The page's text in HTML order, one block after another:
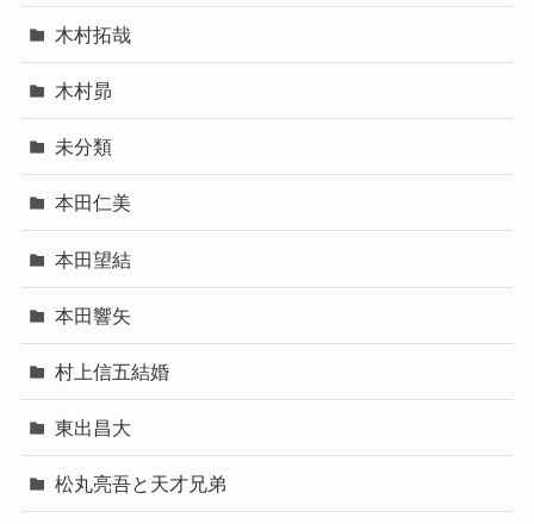
木村拓哉
木村昴
未分類
本田仁美
本田望結
本田響矢
村上信五結婚
東出昌大
松丸亮吾と天才兄弟